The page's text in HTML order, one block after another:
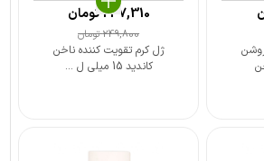
ژل کرم تقویت کننده ناخن
کاندید 15 میلی ل ...
249,800تومان
237,310تومان